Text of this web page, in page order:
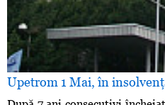
Upetrom 1 Mai, în